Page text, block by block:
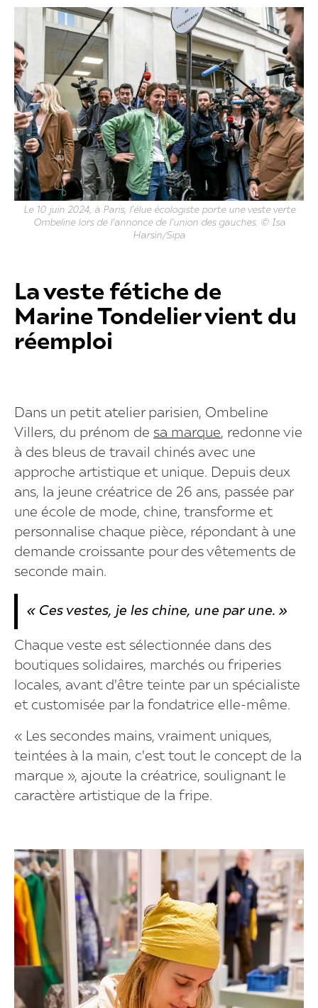
Le 10 juin 2024, à Paris, l'élue écologiste porte une veste verte
Ombeline lors de l'annonce de l'union des gauches. © Isa
Harsin/Sipa
La veste fétiche de
Marine Tondelier vient du
réemploi
Dans un petit atelier parisien, Ombeline
Villers, du prénom de sa marque, redonne vie
à des bleus de travail chinés avec une
approche artistique et unique. Depuis deux
ans, la jeune créatrice de 26 ans, passée par
une école de mode, chine, transforme et
personnalise chaque pièce, répondant à une
demande croissante pour des vêtements de
seconde main.
« Ces vestes, je les chine, une par une. »
Chaque veste est sélectionnée dans des
boutiques solidaires, marchés ou friperies
locales, avant d'être teinte par un spécialiste
et customisée par la fondatrice elle-même.
« Les secondes mains, vraiment uniques,
teintées à la main, c'est tout le concept de la
marque », ajoute la créatrice, soulignant le
caractère artistique de la fripe.